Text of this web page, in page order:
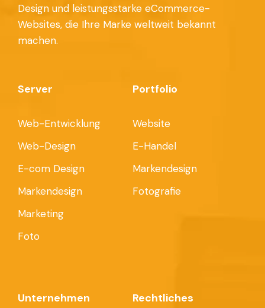
Design und leistungsstarke eCommerce-
Websites, die Ihre Marke weltweit bekannt
machen.
Server
Web-Entwicklung
Web-Design
E-com Design
Markendesign
Marketing
Foto
Portfolio
Website
E-Handel
Markendesign
Fotografie
Unternehmen Rechtliches